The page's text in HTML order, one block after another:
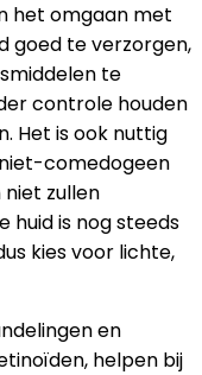
het omgaan met
goed te verzorgen,
te
controle houden
Het is ook nuttig
comedogeen
zullen
huid is nog steeds
kies voor lichte,
en
helpen bij